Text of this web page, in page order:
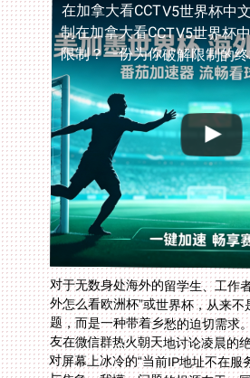
在加拿大看CCTV5世界杯中
制在加拿大看CCTV5世界杯
限制？一份为你破解限制的
对于无数身处海外的留学生、工作
外怎么看欧洲杯”或世界杯，从来
题，而是一种带着乡愁的迫切需求
友在微信群热火朝天地讨论凌晨的
对屏幕上冰冷的“当前IP地址不在服
与焦急，我懂。问题的根源在于，
频、腾讯体育等，出于版权合规要
格的访问限制。但这并不意味着你
和赛事氛围告别。本文将为你清晰
一款可靠的回国加速工具，重新无